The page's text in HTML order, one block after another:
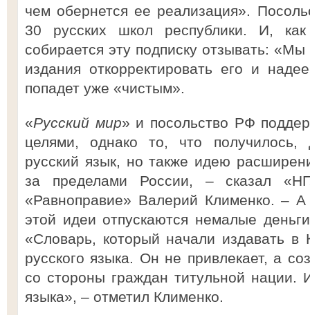
чем обернется ее реализация».
30 русских школ республики. И,
собирается эту подписку отзывать:
издания откорректировать его и
попадет уже «чистым».
«Русский мир» и посольство РФ
целями, однако то, что получилось,
русский язык, но также идею
за пределами России, – сказал
«Равноправие» Валерий Клименко. –
этой идеи отпускаются немалые
«Словарь, который начали издавать в
русского языка. Он не привлекает, а
со стороны граждан титульной нации.
языка», – отметил Клименко.